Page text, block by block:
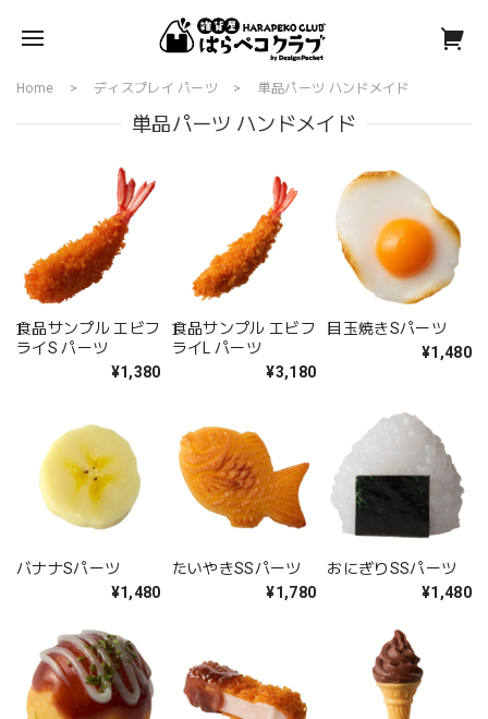
Home ディスプレイ パーツ 単品パーツ ハンドメイド
単品パーツ ハンドメイド
食品サンプル エビフ
ライS パーツ
¥1,380
食品サンプル エビフ
ライL パーツ
¥3,180
目玉焼きSパーツ
¥1,480
バナナSパーツ
¥1,480
たいやきSSパーツ
¥1,780
おにぎりSSパーツ
¥1,480